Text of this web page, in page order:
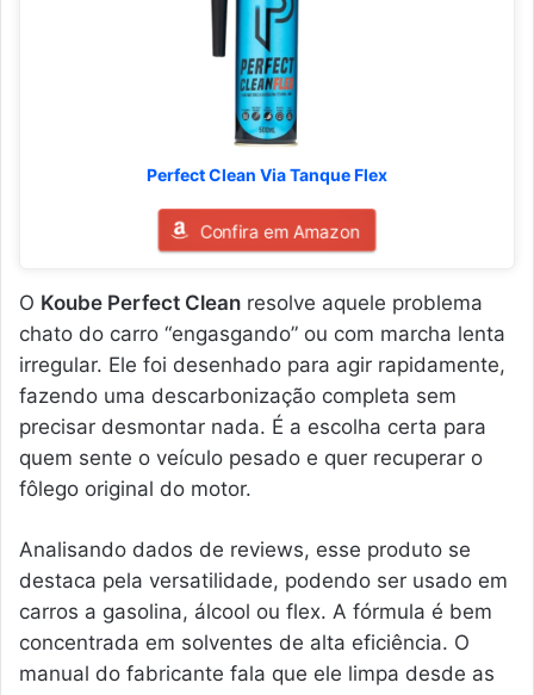
Perfect Clean Via Tanque Flex
Confira em Amazon
O Koube Perfect Clean resolve aquele problema
chato do carro “engasgando” ou com marcha lenta
irregular. Ele foi desenhado para agir rapidamente,
fazendo uma descarbonização completa sem
precisar desmontar nada. É a escolha certa para
quem sente o veículo pesado e quer recuperar o
fôlego original do motor.
Analisando dados de reviews, esse produto se
destaca pela versatilidade, podendo ser usado em
carros a gasolina, álcool ou flex. A fórmula é bem
concentrada em solventes de alta eficiência. O
manual do fabricante fala que ele limpa desde as